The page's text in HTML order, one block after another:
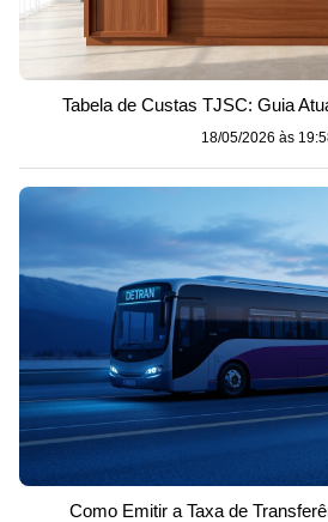
Tabela de Custas TJSC: Guia
18/05/2026 às
Como Emitir a Taxa de